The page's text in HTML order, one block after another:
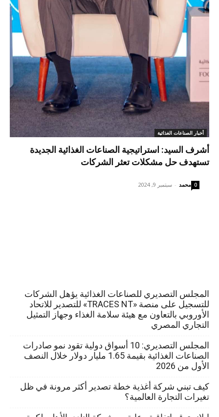
أخبار الصناعات الغذائية
أشرف السيد: استراتيجية الصناعات الغذائية الجديدة
تستهدف حل مشكلات تعثر الشركات
محمد - سبتمبر 9, 2024 0
المجلس التصديري للصناعات الغذائية يؤهل الشركات
للتسجيل على منصة «TRACES NT» للتصدير للاتحاد
الأوروبي بالتعاون مع هيئة سلامة الغذاء وجهاز التمثيل
التجاري المصري
المجلس التصديري: 10 أسواق دولية تقود نمو صادرات
الصناعات الغذائية بقيمة 1.65 مليار دولار خلال النصف
الأول من 2026
كيف تبني شركة أغذية خطة تصدير أكثر مرونة في ظل
تغيرات التجارة العالمية؟